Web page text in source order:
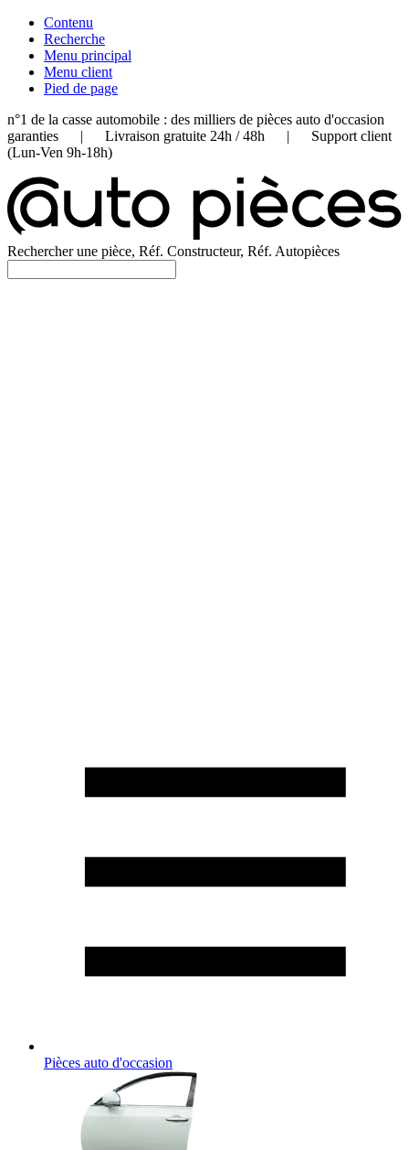
Contenu
Recherche
Menu principal
Menu client
Pied de page
n°1 de la casse automobile : des milliers de pièces auto d'occasion
garanties | Livraison gratuite 24h / 48h | Support client
(Lun-Ven 9h-18h)
Rechercher une pièce, Réf. Constructeur, Réf. Autopièces
Pièces auto d'occasion